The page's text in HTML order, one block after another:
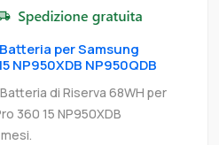
per Samsung
NP950XDB NP950QDB
di Riserva 68WH per
360 15 NP950XDB